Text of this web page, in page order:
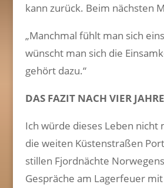
kann zurück. Beim nächsten
„Manchmal fühlt man sich
wünscht man sich die
gehört dazu.“
DAS FAZIT NACH VIER
Ich würde dieses Leben nicht
die weiten Küstenstraßen
stillen Fjordnächte
Gespräche am Lagerfeuer